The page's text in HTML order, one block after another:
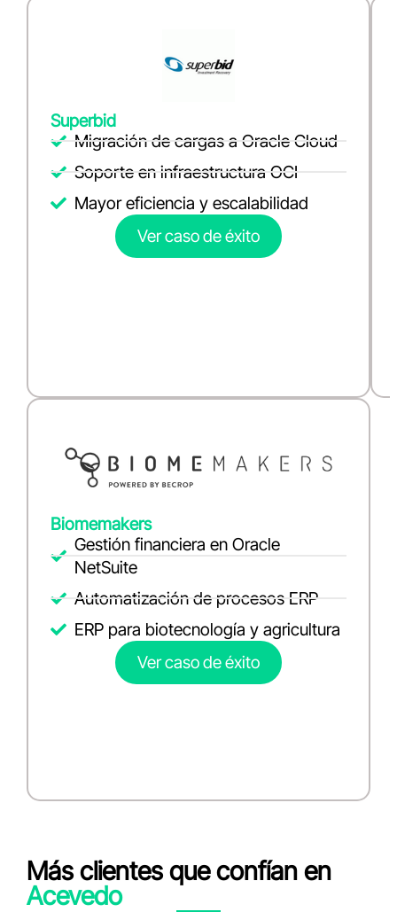
Superbid
Migración de cargas a Oracle Cloud
Soporte en infraestructura OCI
Mayor eficiencia y escalabilidad
Ver caso de éxito
Biomemakers
Gestión financiera en Oracle
NetSuite
Automatización de procesos ERP
ERP para biotecnología y agricultura
Ver caso de éxito
Más clientes que confían en
Acevedo